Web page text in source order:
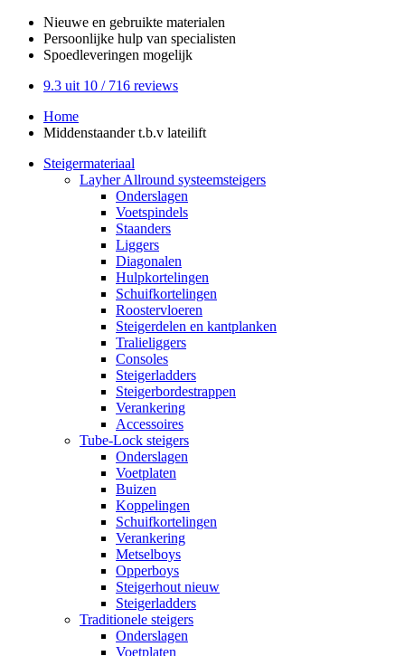
Nieuwe en gebruikte materialen
Persoonlijke hulp van specialisten
Spoedleveringen mogelijk
9.3 uit 10 / 716 reviews
Home
Middenstaander t.b.v lateilift
Steigermateriaal
Layher Allround systeemsteigers
Onderslagen
Voetspindels
Staanders
Liggers
Diagonalen
Hulpkortelingen
Schuifkortelingen
Roostervloeren
Steigerdelen en kantplanken
Tralieliggers
Consoles
Steigerladders
Steigerbordestrappen
Verankering
Accessoires
Tube-Lock steigers
Onderslagen
Voetplaten
Buizen
Koppelingen
Schuifkortelingen
Verankering
Metselboys
Opperboys
Steigerhout nieuw
Steigerladders
Traditionele steigers
Onderslagen
Voetplaten